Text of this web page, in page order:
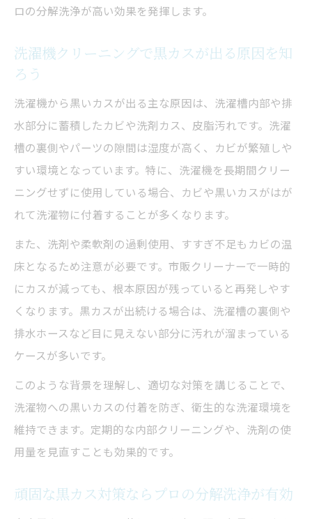
ーニング
洗濯機クリーニングの手順・道具一覧表
い
ハイター・重曹・オキシクリーンの使い方
実例
洗濯機クリーニングを効率化するタイミン
グとは
コツ
洗濯機の衛生を守るクリーニング頻度とは
洗濯機クリーニング頻度目安＆おすすめタ
イミング表
洗濯機クリーニングの適切な間隔を知る
ロの分解洗浄が高い効果を発揮します。
洗濯機クリーニングで黒カスが出る原因を知
ろう
洗濯機から黒いカスが出る主な原因は、洗濯槽内部や排
水部分に蓄積したカビや洗剤カス、皮脂汚れです。洗濯
槽の裏側やパーツの隙間は湿度が高く、カビが繁殖しや
すい環境となっています。特に、洗濯機を長期間クリー
ニングせずに使用している場合、カビや黒いカスがはが
れて洗濯物に付着することが多くなります。
また、洗剤や柔軟剤の過剰使用、すすぎ不足もカビの温
床となるため注意が必要です。市販クリーナーで一時的
にカスが減っても、根本原因が残っていると再発しやす
くなります。黒カスが出続ける場合は、洗濯槽の裏側や
排水ホースなど目に見えない部分に汚れが溜まっている
ケースが多いです。
このような背景を理解し、適切な対策を講じることで、
洗濯物への黒いカスの付着を防ぎ、衛生的な洗濯環境を
維持できます。定期的な内部クリーニングや、洗剤の使
用量を見直すことも効果的です。
頑固な黒カス対策ならプロの分解洗浄が有効